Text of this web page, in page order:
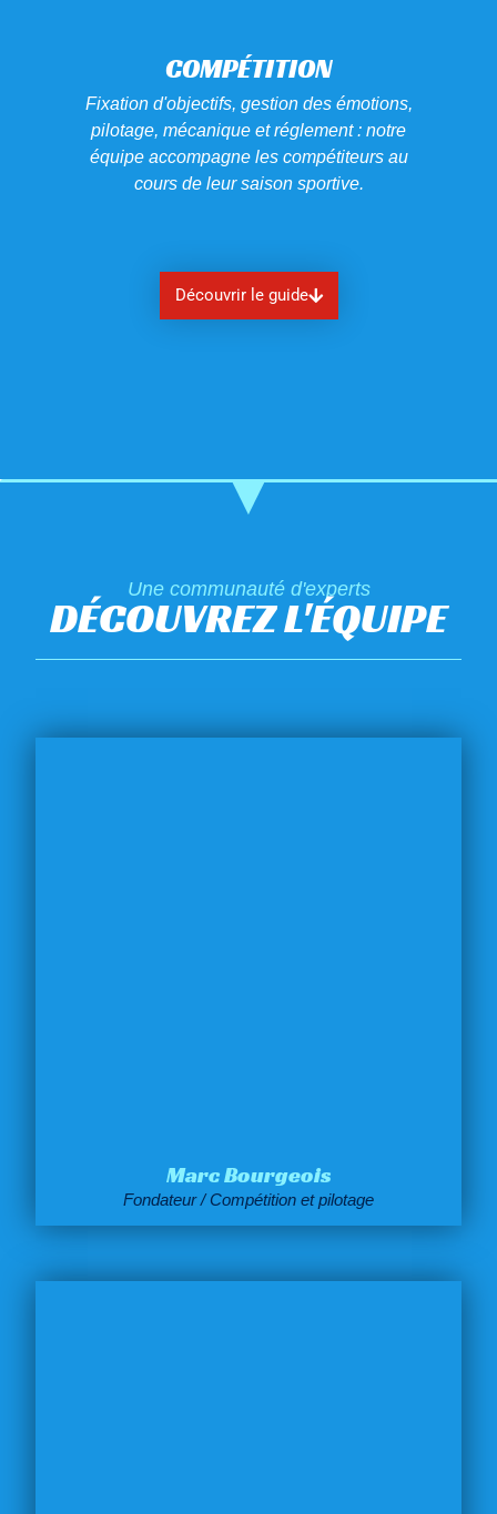
COMPÉTITION
Fixation d'objectifs, gestion des émotions,
pilotage, mécanique et réglement : notre
équipe accompagne les compétiteurs au
cours de leur saison sportive.
Découvrir le guide
Une communauté d'experts
DÉCOUVREZ L'ÉQUIPE
Marc Bourgeois
Fondateur / Compétition et pilotage